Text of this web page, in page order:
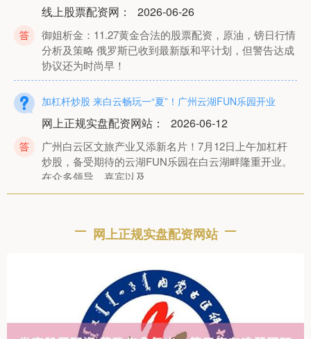
线上股票配资网 ： 2026-06-26
御姐析金：11.27黄金合法的股票配资，原油，镑日行情
分析及策略 俄罗斯已收到最新版和平计划，但警告达成
协议还为时尚早！
加杠杆炒股 来白云畅玩一“夏”！广州云湖FUN乐园开业
网上正规实盘配资网站 ： 2026-06-12
广州白云区文旅产业又添新名片！7月12日上午加杠杆
炒股，备受期待的云湖FUN乐园在白云湖畔隆重开业。
在众多领导、嘉宾以及
学习纳凉两不误
暑假38℃高温怎么玩？ 广州这10个“冷门”博物馆 不仅人
少冷气足，还能涨知识！ 广州地铁博物馆 ——秒变地铁
司机，即刻
网上正规实盘配资网站